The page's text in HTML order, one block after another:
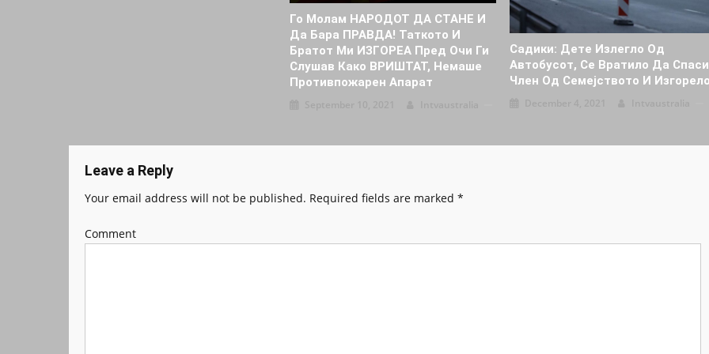
Го Мoлам НАРОДОТ ДА СТАНЕ И
Да Бара ПРАВДА! Таткото И
Братот Ми ИЗГОРЕА Пред Очи Ги
Слушав Како ВРИШТАТ, Немаше
Пpoтивпожapeн Апарат
Садики: Дете Излегло Од
Автобусот, Се Вратило Да Спаси
Член Од Семејството И
Leave a Reply
Your email address will not be published. Required fields are marked *
Comment